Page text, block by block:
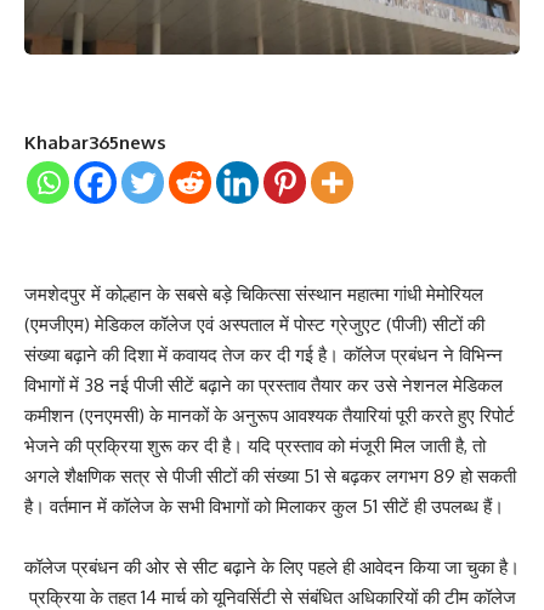
Khabar365news
जमशेदपुर में कोल्हान के सबसे बड़े चिकित्सा संस्थान महात्मा गांधी मेमोरियल
(एमजीएम) मेडिकल कॉलेज एवं अस्पताल में पोस्ट ग्रेजुएट (पीजी) सीटों की
संख्या बढ़ाने की दिशा में कवायद तेज कर दी गई है। कॉलेज प्रबंधन ने विभिन्न
विभागों में 38 नई पीजी सीटें बढ़ाने का प्रस्ताव तैयार कर उसे नेशनल मेडिकल
कमीशन (एनएमसी) के मानकों के अनुरूप आवश्यक तैयारियां पूरी करते हुए रिपोर्ट
भेजने की प्रक्रिया शुरू कर दी है। यदि प्रस्ताव को मंजूरी मिल जाती है, तो
अगले शैक्षणिक सत्र से पीजी सीटों की संख्या 51 से बढ़कर लगभग 89 हो सकती
है। वर्तमान में कॉलेज के सभी विभागों को मिलाकर कुल 51 सीटें ही उपलब्ध हैं।
कॉलेज प्रबंधन की ओर से सीट बढ़ाने के लिए पहले ही आवेदन किया जा चुका है।
प्रक्रिया के तहत 14 मार्च को यूनिवर्सिटी से संबंधित अधिकारियों की टीम कॉलेज